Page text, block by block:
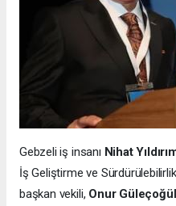
Gebzeli iş insanı Nihat
İş Geliştirme ve
başkan vekili, Onur